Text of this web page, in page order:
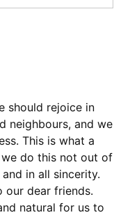
should rejoice in
neighbours, and we
This is what a
do this not out of
in all sincerity.
our dear friends.
natural for us to